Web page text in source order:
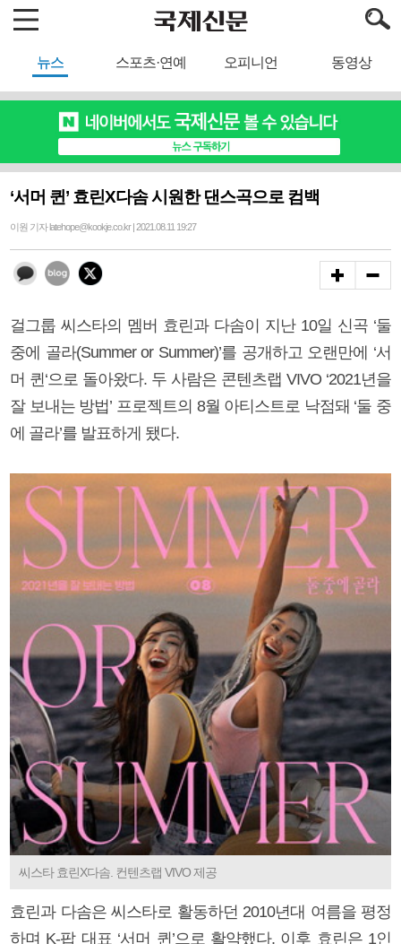
뉴스 스포츠·연예 오피니언 동영상
‘서머 퀸’ 효린X다솜 시원한 댄스곡으로 컴백
이원 기자 latehope@kookje.co.kr | 2021.08.11 19:27
걸그룹 씨스타의 멤버 효린과 다솜이 지난 10일 신곡 ‘둘
중에 골라(Summer or Summer)’를 공개하고 오랜만에 ‘서
머 퀸‘으로 돌아왔다. 두 사람은 콘텐츠랩 VIVO ‘2021년을
잘 보내는 방법’ 프로젝트의 8월 아티스트로 낙점돼 ‘둘 중
에 골라’를 발표하게 됐다.
씨스타 효린X다솜. 컨텐츠랩 VIVO 제공
효린과 다솜은 씨스타로 활동하던 2010년대 여름을 평정
하며 K-팝 대표 ‘서머 퀸’으로 활약했다. 이후 효린은 1인